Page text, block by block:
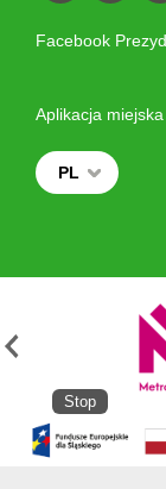
Facebook
Aplikacja miejska
PL
Stop